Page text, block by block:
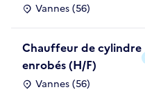
Vannes (56)
Chauffeur de cylindre
enrobés (H/F)
Vannes (56)